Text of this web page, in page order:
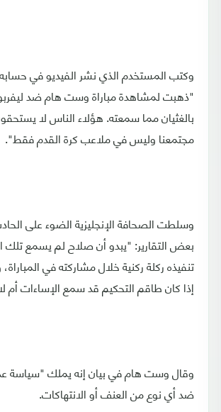
وكتب المستخدم الذي نشر الفيديو في
"ذهبت لمشاهدة مباراة وست هام ضد
بالغثيان مما سمعته. هؤلاء الناس لا
مجتمعنا وليس في ملاعب كرة القدم فقط".
وسلطت الصحافة الإنجليزية الضوء على
بعض التقارير: "يبدو أن صلاح لم يسمع تلك
تنفيذه ركلة ركنية خلال مشاركته في
إذا كان طاقم التحكيم قد سمع الإساءات أم
وقال وست هام في بيان إنه يملك "سياسة
ضد أي نوع من العنف أو الانتهاكات.